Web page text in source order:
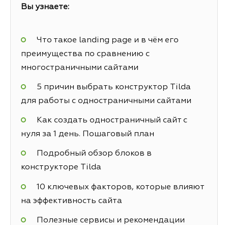
Вы узнаете:
Что такое landing page и в чём его
преимущества по сравнению с
многостраничными сайтами
5 причин выбрать конструктор Tilda
для работы с одностраничными сайтами
Как создать одностраничный сайт с
нуля за 1 день. Пошаговый план
Подробный обзор блоков в
конструкторе Tilda
10 ключевых факторов, которые влияют
на эффективность сайта
Полезные сервисы и рекомендации